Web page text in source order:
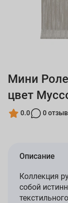
Мини
цвет
0.0 0
Описание
Коллекция
собой